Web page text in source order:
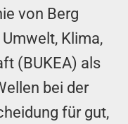
von Berg
Klima,
(BUKEA) als
bei der
für gut,